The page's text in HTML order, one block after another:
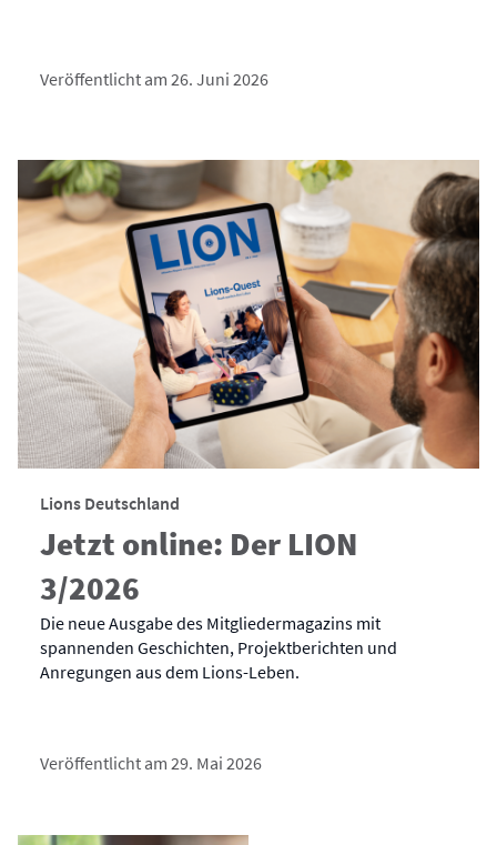
Veröffentlicht am 26. Juni 2026
Lions Deutschland
Jetzt online: Der LION
3/2026
Die neue Ausgabe des Mitgliedermagazins mit
spannenden Geschichten, Projektberichten und
Anregungen aus dem Lions-Leben.
Veröffentlicht am 29. Mai 2026